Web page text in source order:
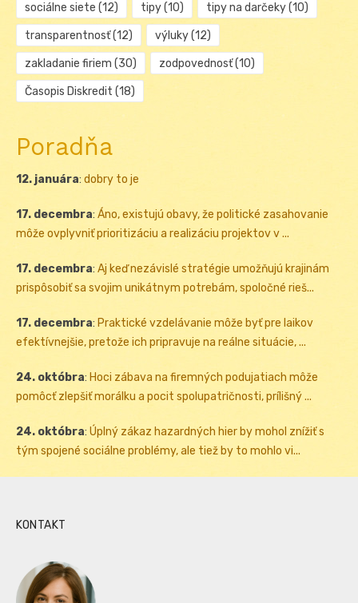
sociálne siete (12) tipy(10) tipy na darčeky(10)
transparentnosť(12) výluky(12)
zakladanie firiem (30) zodpovednosť(10)
Časopis Diskredit (18)
Poradňa
12. januára: dobry to je
17. decembra:Áno, existujú obavy, že politické zasahovanie
môže ovplyvniť prioritizáciu a realizáciu projektov v ...
17. decembra: Aj keď nezávislé stratégie umožňujú krajinám
prispôsobiť sa svojim unikátnym potrebám, spoločné rieš...
17. decembra: Praktické vzdelávanie môže byť pre laikov
efektívnejšie, pretože ich pripravuje na reálne situácie, ...
24. októbra: Hoci zábava na firemných podujatiach môže
pomôcť zlepšiť morálku a pocit spolupatričnosti, prílišný ...
24. októbra: Úplný zákaz hazardných hier by mohol znížiť s
tým spojené sociálne problémy, ale tiež by to mohlo vi...
KONTAKT